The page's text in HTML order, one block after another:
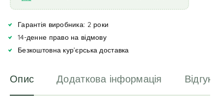
n
t
i
Гарантія виробника: 2 роки
14-денне право на відмову
Безкоштовна кур’єрська доставка
Опис Додаткова інформація